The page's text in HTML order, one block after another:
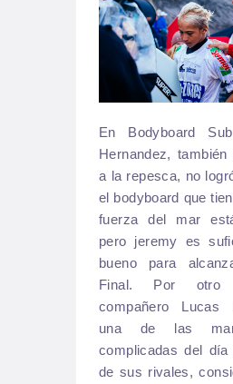
En Bodyboard
Hernandez,
a la repesca, no
el bodyboard que
fuerza del mar
pero jeremy es
bueno para
Final. Por
compañero Lucas
una de las
complicadas del
de sus rivales,